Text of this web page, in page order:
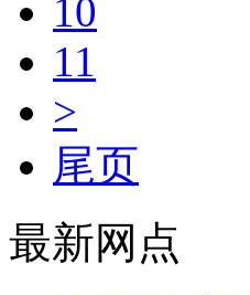
10
11
>
尾页
最新网点